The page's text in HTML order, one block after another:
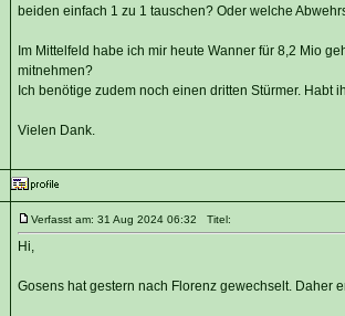
beiden einfach 1 zu 1 tauschen? Oder welche
Im Mittelfeld habe ich mir heute Wanner für 8,2 Mio
mitnehmen?
Ich benötige zudem noch einen dritten Stürmer. Habt
Vielen Dank.
Verfasst am: 31 Aug 2024 06:32 Titel:
Hi,
Gosens hat gestern nach Florenz gewechselt. Daher